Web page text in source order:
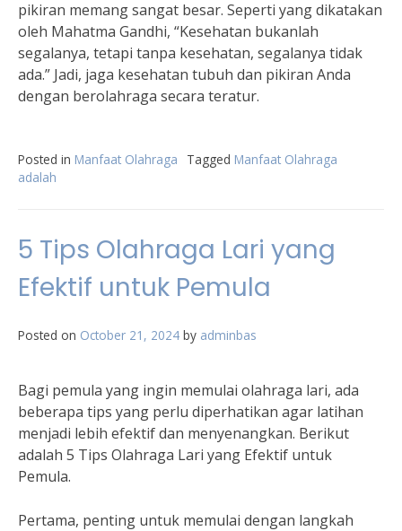
pikiran memang sangat besar. Seperti yang dikatakan
oleh Mahatma Gandhi, “Kesehatan bukanlah
segalanya, tetapi tanpa kesehatan, segalanya tidak
ada.” Jadi, jaga kesehatan tubuh dan pikiran Anda
dengan berolahraga secara teratur.
Posted in Manfaat Olahraga Tagged Manfaat Olahraga
adalah
5 Tips Olahraga Lari yang
Efektif untuk Pemula
Posted on October 21, 2024 by adminbas
Bagi pemula yang ingin memulai olahraga lari, ada
beberapa tips yang perlu diperhatikan agar latihan
menjadi lebih efektif dan menyenangkan. Berikut
adalah 5 Tips Olahraga Lari yang Efektif untuk
Pemula.
Pertama, penting untuk memulai dengan langkah